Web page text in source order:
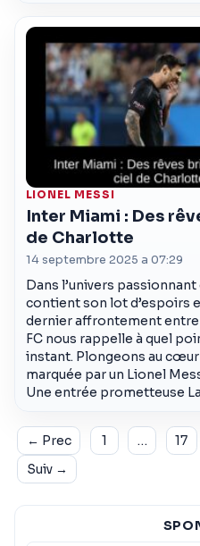
LIONEL MESSI
Inter Miami : Des
de Charlotte
14 septembre 2025 a 07:29
Dans l’univers
contient son lot d’espoirs
dernier affrontement
FC nous rappelle à quel
instant. Plongeons au
marquée par un Lionel
Une entrée prometteuse
Pagination
← Prec 1 … 17
Suiv →